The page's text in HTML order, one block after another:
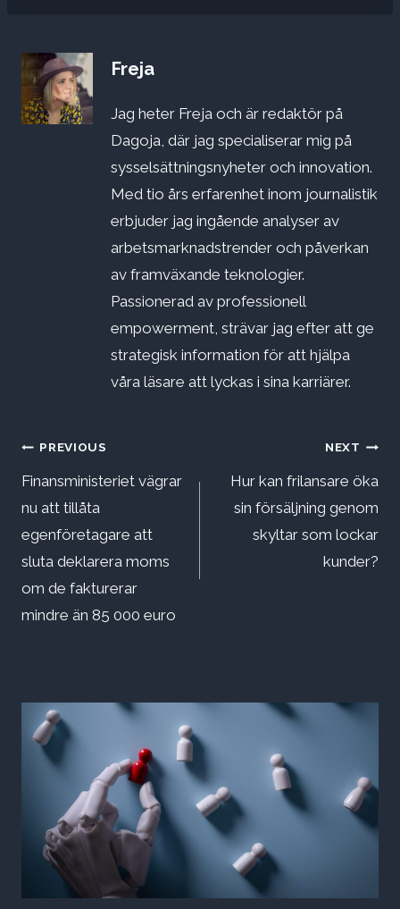
Freja
Jag heter Freja och är redaktör på
Dagoja, där jag specialiserar mig på
sysselsättningsnyheter och innovation.
Med tio års erfarenhet inom journalistik
erbjuder jag ingående analyser av
arbetsmarknadstrender och påverkan
av framväxande teknologier.
Passionerad av professionell
empowerment, strävar jag efter att ge
strategisk information för att hjälpa
våra läsare att lyckas i sina karriärer.
Inläggsnavigering
PREVIOUS
Finansministeriet vägrar
nu att tillåta
egenföretagare att
sluta deklarera moms
om de fakturerar
mindre än 85 000 euro
NEXT
Hur kan frilansare öka
sin försäljning genom
skyltar som lockar
kunder?